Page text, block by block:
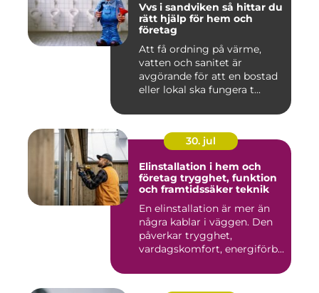
Vvs i sandviken så hittar du
rätt hjälp för hem och
företag
Att få ordning på värme,
vatten och sanitet är
avgörande för att en bostad
eller lokal ska fungera t...
30. jul
Elinstallation i hem och
företag trygghet, funktion
och framtidssäker teknik
En elinstallation är mer än
några kablar i väggen. Den
påverkar trygghet,
vardagskomfort, energiförb...